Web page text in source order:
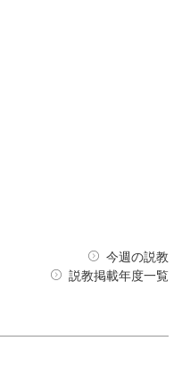
今週の説教
説教掲載年度一覧